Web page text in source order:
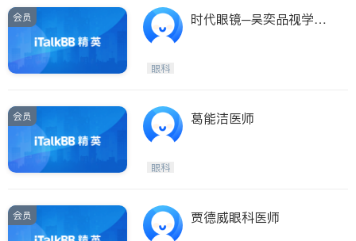
会员
时代眼镜─吴奕品视学医
眼科
会员 葛能洁医师
眼科
会员 贾德威眼科医师